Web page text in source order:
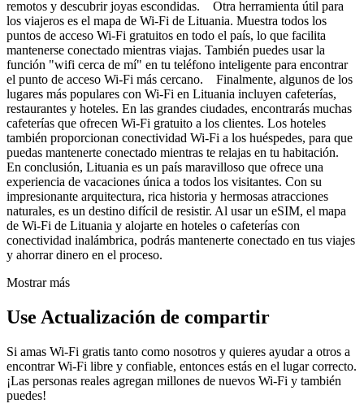
remotos y descubrir joyas escondidas. Otra herramienta útil para
los viajeros es el mapa de Wi-Fi de Lituania. Muestra todos los
puntos de acceso Wi-Fi gratuitos en todo el país, lo que facilita
mantenerse conectado mientras viajas. También puedes usar la
función "wifi cerca de mí" en tu teléfono inteligente para encontrar
el punto de acceso Wi-Fi más cercano. Finalmente, algunos de los
lugares más populares con Wi-Fi en Lituania incluyen cafeterías,
restaurantes y hoteles. En las grandes ciudades, encontrarás muchas
cafeterías que ofrecen Wi-Fi gratuito a los clientes. Los hoteles
también proporcionan conectividad Wi-Fi a los huéspedes, para que
puedas mantenerte conectado mientras te relajas en tu habitación.
En conclusión, Lituania es un país maravilloso que ofrece una
experiencia de vacaciones única a todos los visitantes. Con su
impresionante arquitectura, rica historia y hermosas atracciones
naturales, es un destino difícil de resistir. Al usar un eSIM, el mapa
de Wi-Fi de Lituania y alojarte en hoteles o cafeterías con
conectividad inalámbrica, podrás mantenerte conectado en tus viajes
y ahorrar dinero en el proceso.
Mostrar más
Use Actualización de compartir
Si amas Wi-Fi gratis tanto como nosotros y quieres ayudar a otros a
encontrar Wi-Fi libre y confiable, entonces estás en el lugar correcto.
¡Las personas reales agregan millones de nuevos Wi-Fi y también
puedes!